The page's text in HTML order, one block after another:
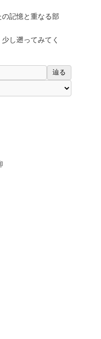
記憶と重なる部
し遡ってみてく
辿る